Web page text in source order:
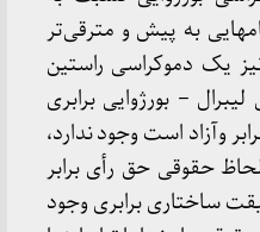
به پیش و مترقی‌تر
یک دموکراسی راستین
– بورژوایی برابری
وآزاد است وجود ندارد،
حقوقی حق رأی برابر
ساختاری برابری وجود